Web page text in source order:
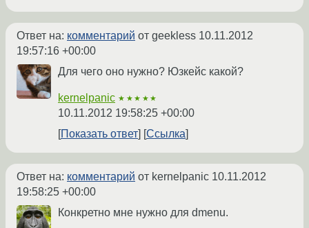
Ответ на: комментарий от geekless 10.11.2012
19:57:16 +00:00
Для чего оно нужно? Юзкейс какой?
kernelpanic ★★★★★
10.11.2012 19:58:25 +00:00
Показать ответ
Ссылка
Ответ на: комментарий от kernelpanic 10.11.2012
19:58:25 +00:00
Конкретно мне нужно для dmenu.